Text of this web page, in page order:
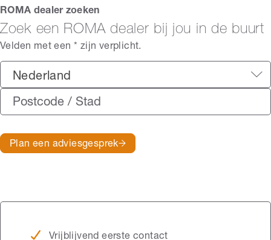
ROMA dealer zoeken
Zoek een ROMA dealer bij jou in de buurt
Velden met een * zijn verplicht.
Nederland
Plan een adviesgesprek
Vrijblijvend eerste contact